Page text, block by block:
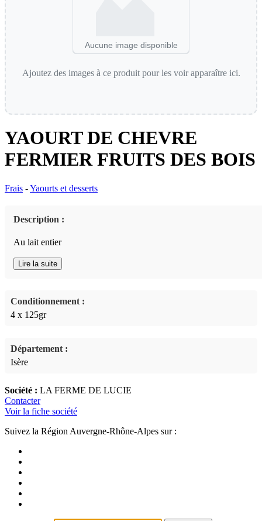
Aucune image disponible
Ajoutez des images à ce produit pour les voir apparaître ici.
YAOURT DE CHEVRE
FERMIER FRUITS DES BOIS
Frais -Yaourts et desserts
Description :
Au lait entier
Lire la suite
Conditionnement :
4 x 125gr
Département :
Isère
Société : LA FERME DE LUCIE
Contacter
Voir la fiche société
Suivez la Région Auvergne-Rhône-Alpes sur :